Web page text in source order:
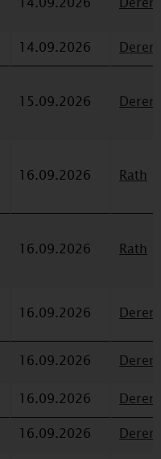
14.09.2026
15.09.2026
16.09.2026 Rath
16.09.2026 Rath
16.09.2026
16.09.2026
16.09.2026
16.09.2026